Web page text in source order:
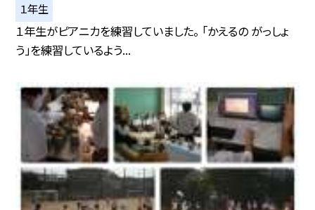
１年生
１年生がピアニカを練習していました。 「かえるの がっしょ
う」を練習しているよう...